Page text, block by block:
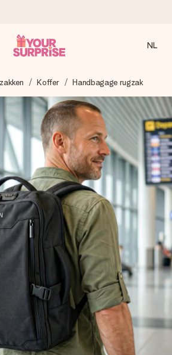
met zorg en zorgen dat het
is - zodat jij kunt geven op precies
wanneer het het meeste betekent.
op +8.000 reviews)
gewaardeerd. Klanten beoordelen
Google Reviews
stappen iets unieks – met haar naam,
die raakt. Zonder gedoe, maar
het moment.
NL
Koffer Handbagage rugzak